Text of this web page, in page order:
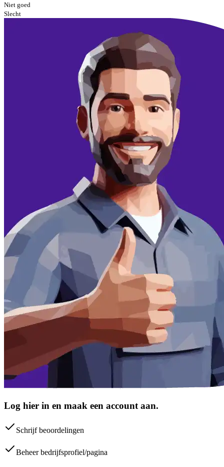
Niet goed
Slecht
Log hier in en maak een account aan.
Schrijf beoordelingen
Beheer bedrijfsprofiel/pagina